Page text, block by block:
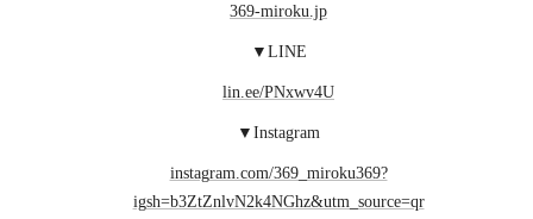
369-miroku.jp
▼LINE
lin.ee/PNxwv4U
▼Instagram
instagram.com/369_miroku369?
igsh=b3ZtZnlvN2k4NGhz&utm_source=qr